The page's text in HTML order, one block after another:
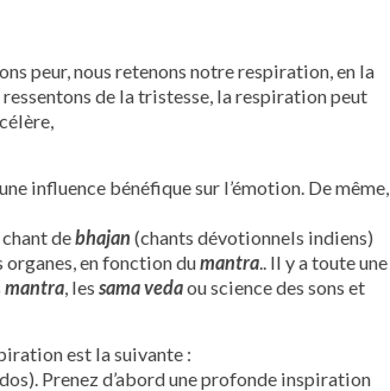
peur, nous retenons notre respiration, en la
de la tristesse, la respiration peut
influence bénéfique sur l’émotion. De même,
chant debhajan (chants dévotionnels indiens)
organes, en fonction dumantra.. Il y a toute une
mantra, lessama vedaou science des sons et
est la suivante :
Prenez d’abord une profonde inspiration